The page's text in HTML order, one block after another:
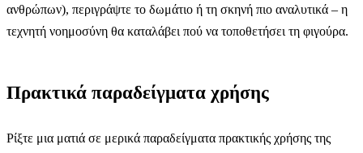
ανθρώπων), περιγράψτε το δωμάτιο ή τη σκηνή πιο αναλυτικά – η
τεχνητή νοημοσύνη θα καταλάβει πού να τοποθετήσει τη φιγούρα.
Πρακτικά παραδείγματα χρήσης
Ρίξτε μια ματιά σε μερικά παραδείγματα πρακτικής χρήσης της